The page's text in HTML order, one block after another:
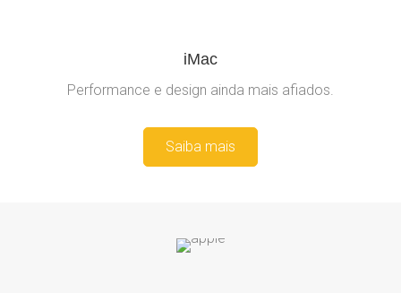
iMac
Performance e design ainda mais afiados.
Saiba mais